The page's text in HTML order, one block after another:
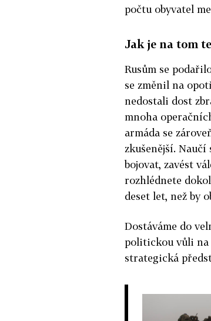
počtu obyvatel
Jak je na tom
Rusům se
se změnil na
nedostali dost
mnoha
armáda se
zkušenější. Naučí
bojovat, zavést
rozhlédnete
deset let, než by
Dostáváme do
politickou vůli na
strategická